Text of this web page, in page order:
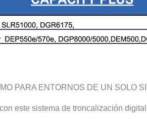
PARA ENTORNOS DE UN SOLO
este sistema de troncalización